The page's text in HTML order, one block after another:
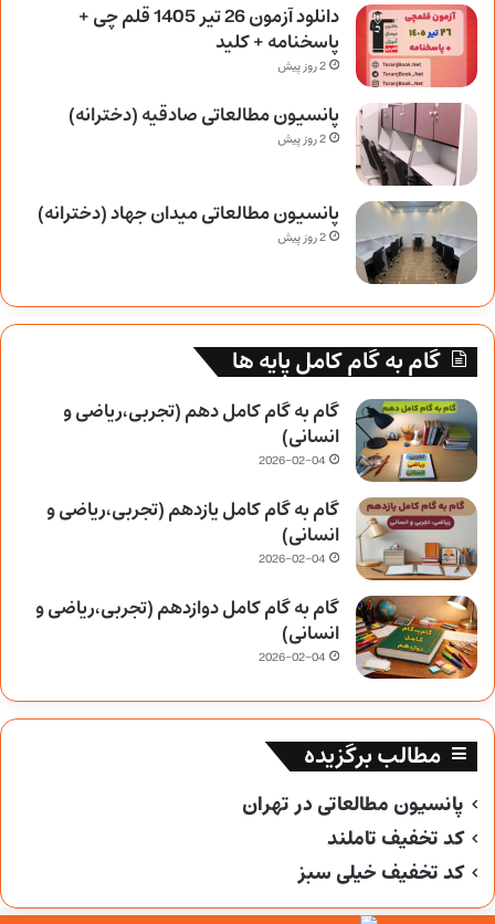
دانلود آزمون 26 تیر 1405 قلم چی +
پاسخنامه + کلید
2 روز پیش
پانسیون مطالعاتی صادقیه (دخترانه)
2 روز پیش
پانسیون مطالعاتی میدان جهاد (دخترانه)
2 روز پیش
گام به گام کامل پایه ها
گام به گام کامل دهم (تجربی،ریاضی و
انسانی)
2026-02-04
گام به گام کامل یازدهم (تجربی،ریاضی و
انسانی)
2026-02-04
گام به گام کامل دوازدهم (تجربی،ریاضی و
انسانی)
2026-02-04
مطالب برگزیده
پانسیون مطالعاتی در تهران
کد تخفیف تاملند
کد تخفیف خیلی سبز